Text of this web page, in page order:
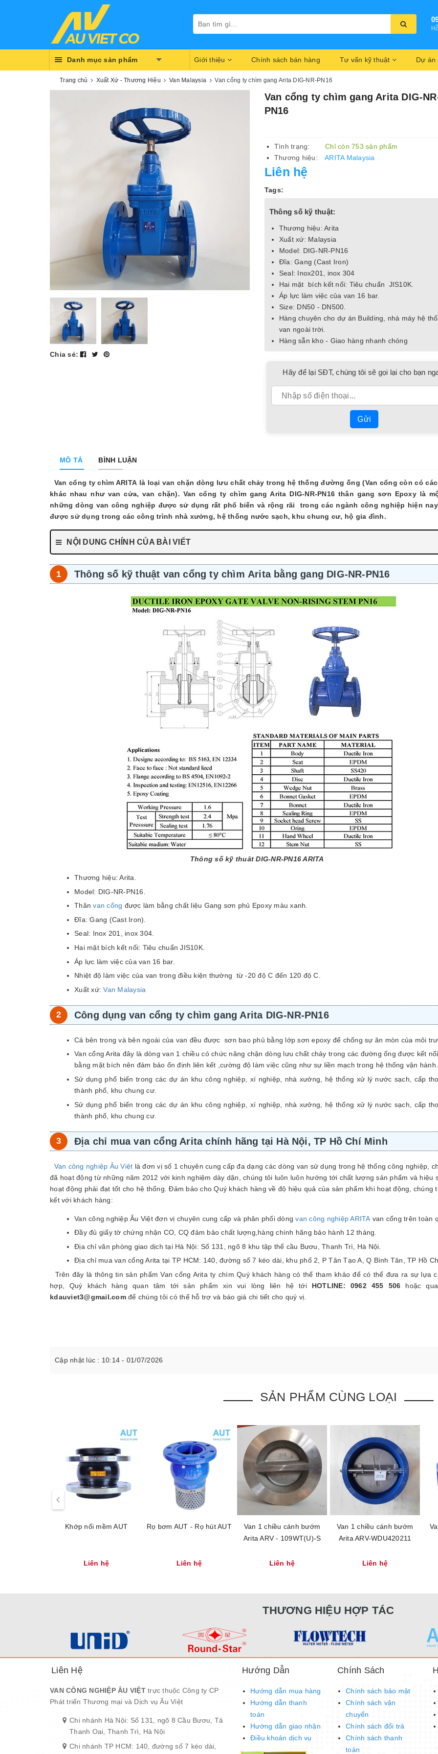
Danh mục sản phẩm Giới thiệu Chính sách bán hàng Tư vấn kỹ thuật Dự án
Trang chủ Xuất Xứ - Thương Hiệu Van Malaysia Van cổng ty chìm gang Arita DIG-NR-PN16
Chia sẻ:
Van cổng ty chìm gang Arita DIG-
PN16
Tình trạng:
Chỉ còn 753 sản phẩm
Thương hiệu:
ARITA Malaysia
Liên hệ
Tags:
Thông số kỹ thuật:
Thương hiệu: Arita
Xuất xứ: Malaysia
Model: DIG-NR-PN16
Đĩa: Gang (Cast Iron)
Seal: Inox201, inox 304
Hai mặt bích kết nối: Tiêu chuẩn JIS10K.
Áp lực làm việc của van 16 bar.
Size: DN50 - DN500.
Hàng chuyên cho dự án Building, nhà máy hệ
van ngoài trời.
Hàng sẵn kho - Giao hàng nhanh chóng
Hãy để lại SĐT, chúng tôi sẽ gọi lại cho bạn
Gửi
MÔ TẢ BÌNH LUẬN
Van cổng ty chìm ARITA là loại van chặn dòng lưu chất chảy trong hệ thống đường ống (Van cổng còn có
khác nhau như van cửa, van chặn). Van cổng ty chìm gang Arita DIG-NR-PN16 thân gang sơn Epoxy là
những dòng van công nghiệp được sử dụng rất phổ biến và rộng rãi trong các ngành công nghiệp hiện
được sử dụng trong các công trình nhà xưởng, hệ thống nước sạch, khu chung cư, hộ gia đình.
NỘI DUNG CHÍNH CỦA BÀI VIẾT
Thông số kỹ thuật van cổng ty chìm Arita bằng gang DIG-NR-PN16
Thông số kỹ thuât DIG-NR-PN16 ARITA
Thương hiệu: Arita.
Model: DIG-NR-PN16.
Thânvan cổng được làm bằng chất liệu Gang sơn phủ Epoxy màu xanh.
Đĩa: Gang (Cast Iron).
Seal: Inox 201, inox 304.
Hai mặt bích kết nối: Tiêu chuẩn JIS10K.
Áp lực làm việc của van 16 bar.
Nhiệt độ làm việc của van trong điều kiện thường từ -20 độ C đến 120 độ C.
Xuất xứ:Van Malaysia
Công dụng van cổng ty chìm gang Arita DIG-NR-PN16
Cả bên trong và bên ngoài của van đều được sơn bao phủ bằng lớp sơn epoxy để chống sự ăn mòn của môi
Van cổng Arita đây là dòng van 1 chiều có chức năng chặn dòng lưu chất chảy trong các đường ống được kết
bằng mặt bích nên đảm bảo ổn định liên kết ,cường độ làm việc cũng như sự liền mạch trong hệ thống vận hành.
Sử dụng phổ biến trong các dự án khu công nghiệp, xí nghiệp, nhà xưởng, hệ thống xử lý nước sạch, cấp
thành phố, khu chung cư.
Sử dụng phổ biến trong các dự án khu công nghiệp, xí nghiệp, nhà xưởng, hệ thống xử lý nước sạch, cấp
thành phố, khu chung cư.
Địa chỉ mua van cổng Arita chính hãng tại Hà Nội, TP Hồ Chí Minh
Van công nghiệp Âu Việt là đơn vị số 1 chuyên cung cấp đa dạng các dòng van sử dụng trong hệ thống công nghiệp,
đã hoạt động từ những năm 2012 với kinh nghiệm dày dặn, chúng tôi luôn luôn hướng tới chất lượng sản phẩm và hiệu
hoạt động phải đạt tốt cho hệ thống. Đảm bảo cho Quý khách hàng về độ hiệu quả của sản phẩm khi hoạt động, chúng
kết với khách hàng:
Van công nghiệp Âu Việt đơn vị chuyên cung cấp và phân phối dòngvan công nghiệp ARITA van cổng trên toàn
Đầy đủ giấy tờ chứng nhận CO, CQ đảm bảo chất lượng,hàng chính hãng bảo hành 12 tháng.
Địa chỉ văn phòng giao dịch tại Hà Nội: Số 131, ngõ 8 khu tập thể cầu Bươu, Thanh Trì, Hà Nội.
Địa chỉ mua van cổng Arita tại TP HCM: 140, đường số 7 kéo dài, khu phố 2, P Tân Tạo A, Q Bình Tân, TP Hồ
Trên đây là thông tin sản phẩm Van cổng Arita ty chìm Quý khách hàng có thể tham khảo để có thể đưa ra sự lựa
hợp, Quý khách hàng quan tâm tới sản phẩm xin vui lòng liên hệ tới HOTLINE: 0962 455 506 hoặc
kdauviet3@gmail.comđể chúng tôi có thể hỗ trợ và báo giá chi tiết cho quý vị.
Cập nhật lúc : 10:14 - 01/07/2026
SẢN PHẨM CÙNG LOẠI
Khớp nối mềm AUT
Liên hệ
Rọ bơm AUT - Rọ hút AUT
Liên hệ
Van 1 chiều cánh bướm
Arita ARV - 109WT(U)-S
Liên hệ
Van 1 chiều cánh bướm
Arita ARV-WDU420211
Liên hệ
THƯƠNG HIỆU HỢP TÁC
Liên Hệ
VAN CÔNG NGHIỆP ÂU VIỆTtrực thuộc Công ty CP
Phát triển Thương mại và Dịch vụ Âu Việt
Chi nhánh Hà Nội: Số 131, ngõ 8 Cầu Bươu, Tả
Thanh Oai, Thanh Trì, Hà Nội
Chi nhánh TP HCM: 140, đường số 7 kéo dài,
Hướng Dẫn
Hướng dẫn mua hàng
Hướng dẫn thanh
toán
Hướng dẫn giao nhận
Điều khoản dịch vụ
Chính Sách
Chính sách bảo mật
Chính sách vận
chuyển
Chính sách đổi trả
Chính sách thanh
toán